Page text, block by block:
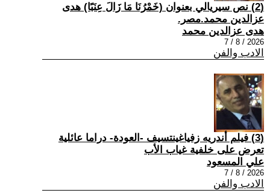
(2) نص سيريالي بعنوان (خَمْرُنَا مَا زَالَ عِنَبًا) هدى
عزالدين محمد.مصر.
هدى عزالدين محمد
2026 / 8 / 7
الادب والفن
(3) فيلم أندريه زفياغينتسيف -العودة- دراما عائلية
تعرض على خلفية غياب الأب
علي المسعود
2026 / 8 / 7
الادب والفن